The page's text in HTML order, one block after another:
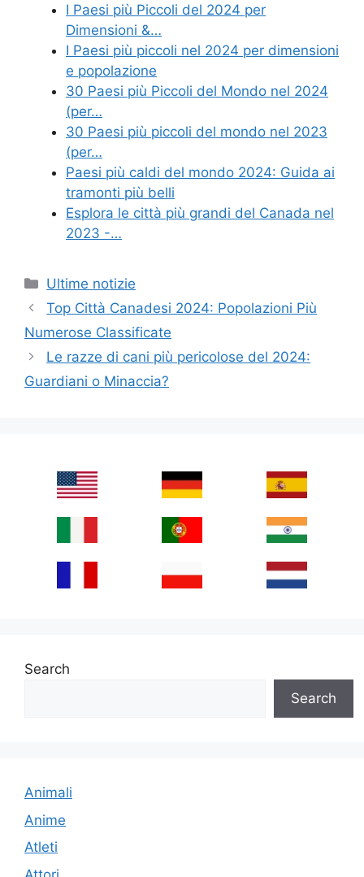
I Paesi più Piccoli del 2024 per
Dimensioni &…
I Paesi più piccoli nel 2024 per dimensioni
e popolazione
30 Paesi più Piccoli del Mondo nel 2024
(per…
30 Paesi più piccoli del mondo nel 2023
(per…
Paesi più caldi del mondo 2024: Guida ai
tramonti più belli
Esplora le città più grandi del Canada nel
2023 -…
Categories
Ultime notizie
Top Città Canadesi 2024: Popolazioni Più
Numerose Classificate
Le razze di cani più pericolose del 2024:
Guardiani o Minaccia?
Search
Search
Animali
Anime
Atleti